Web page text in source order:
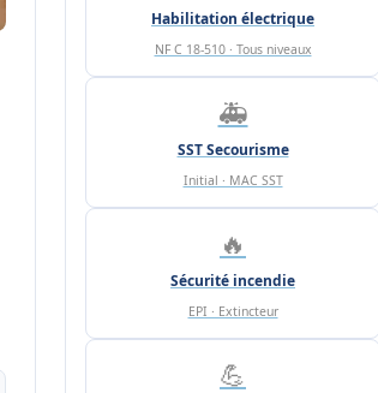
Habilitation électrique
NF C 18-510 · Tous niveaux
🚑
SST Secourisme
Initial · MAC SST
🔥
Sécurité incendie
EPI · Extincteur
💪